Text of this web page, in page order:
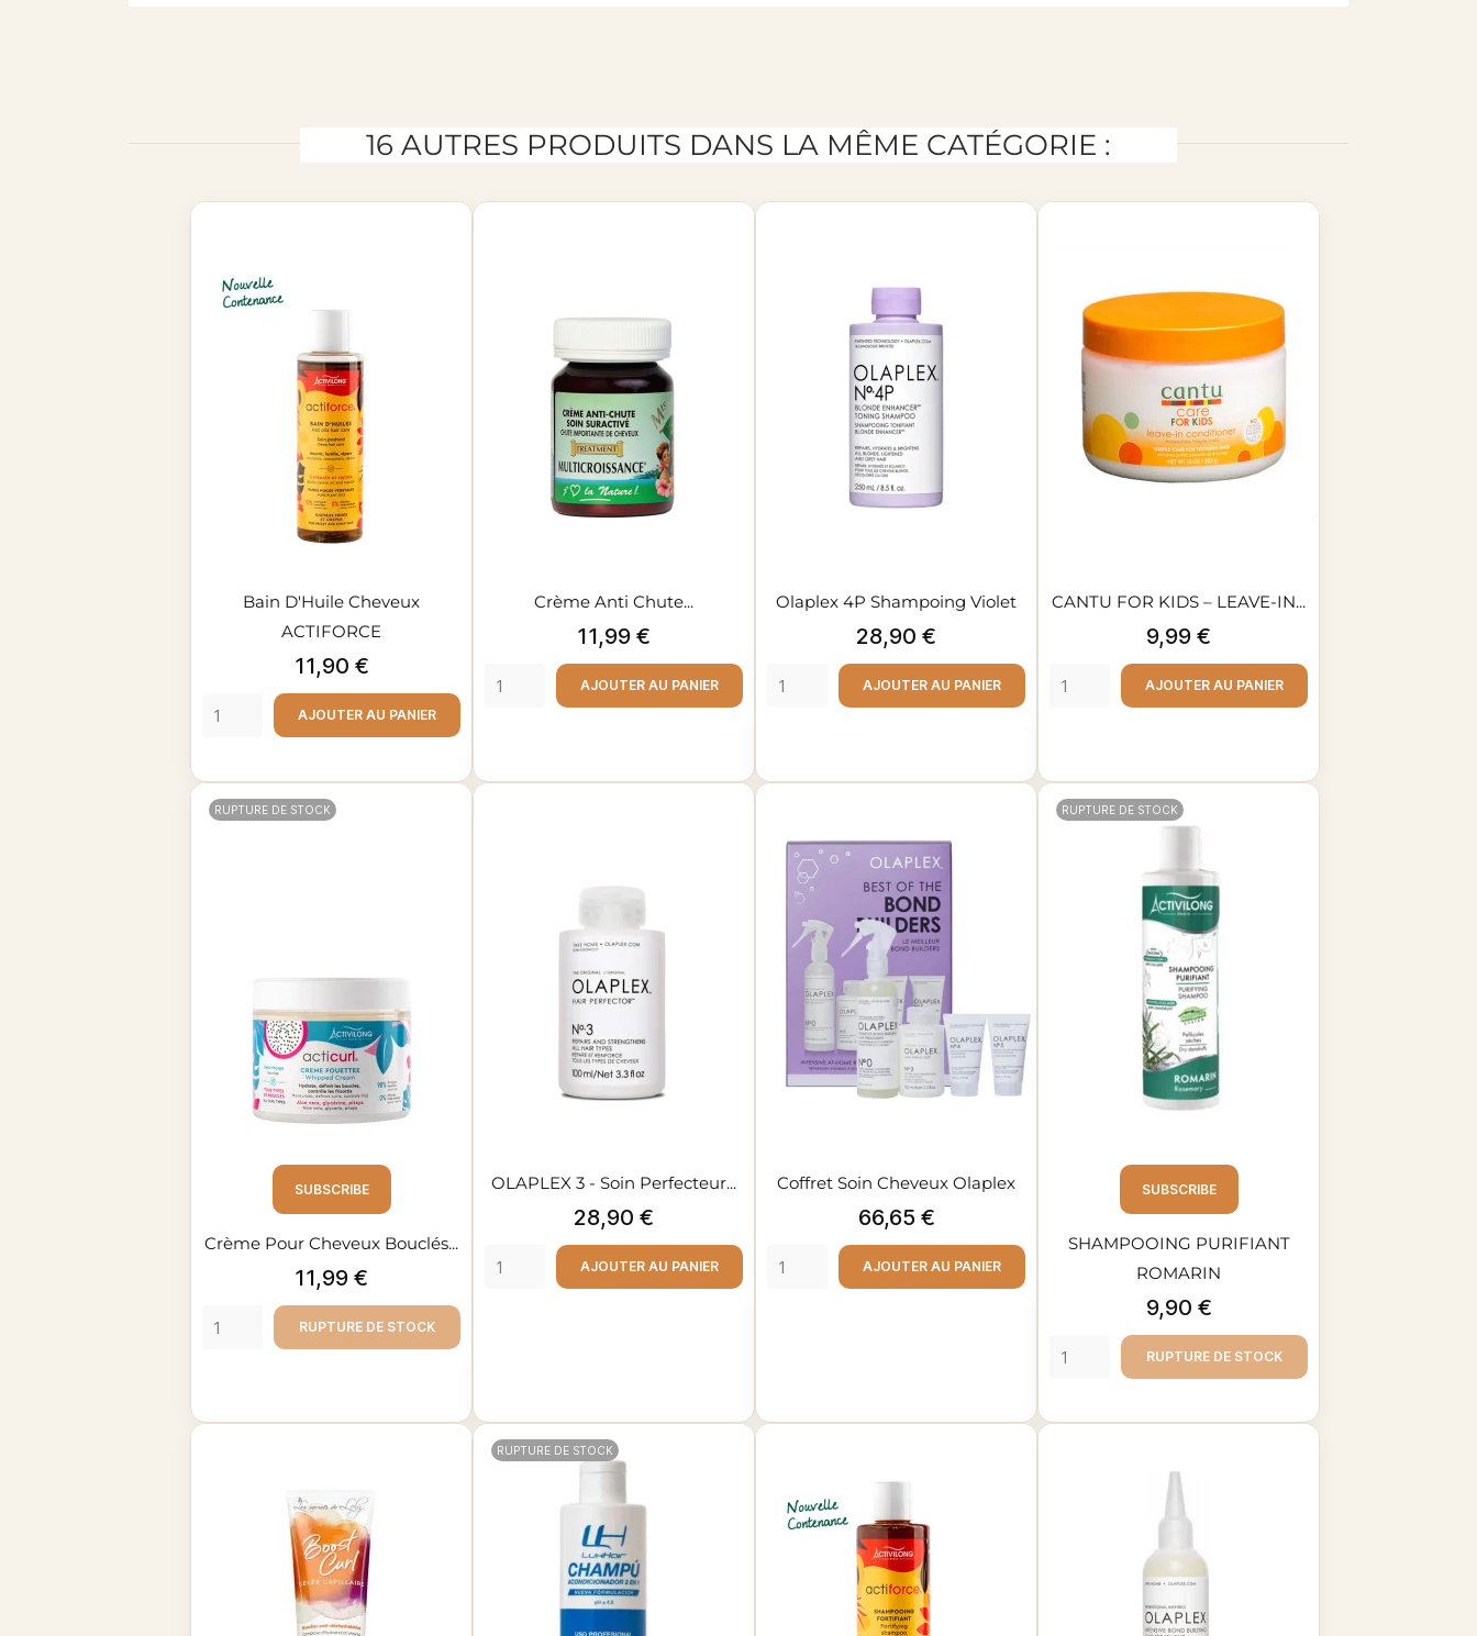
16 AUTRES PRODUITS DANS LA MÊME CATÉGORIE :
Bain D'Huile Cheveux
ACTIFORCE
Prix
11,90 €
AJOUTER AU PANIER
Crème Anti Chute...
Prix
11,99 €
AJOUTER AU PANIER
Olaplex 4P Shampoing Violet
Prix
28,90 €
AJOUTER AU PANIER
CANTU FOR KIDS – LEAVE-IN...
Prix
9,99 €
AJOUTER AU PANIER
SUBSCRIBE
Crème Pour Cheveux Bouclés...
Prix
11,99 €
RUPTURE DE STOCK
RUPTURE DE STOCK
OLAPLEX 3 - Soin Perfecteur...
Prix
28,90 €
AJOUTER AU PANIER
Coffret Soin Cheveux Olaplex
Prix
66,65 €
AJOUTER AU PANIER
SUBSCRIBE
SHAMPOOING PURIFIANT
ROMARIN
Prix
9,90 €
RUPTURE DE STOCK
RUPTURE DE STOCK
RUPTURE DE STOCK